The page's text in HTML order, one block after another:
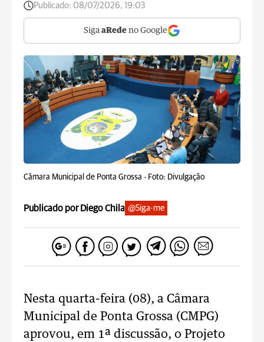
Publicado: 08/07/2026, 19:03
Siga aRede no Google
Câmara Municipal de Ponta Grossa - Foto: Divulgação
Publicado por Diego Chila @Siga-me
Nesta quarta-feira (08), a Câmara
Municipal de Ponta Grossa (CMPG)
aprovou, em 1ª discussão, o Projeto